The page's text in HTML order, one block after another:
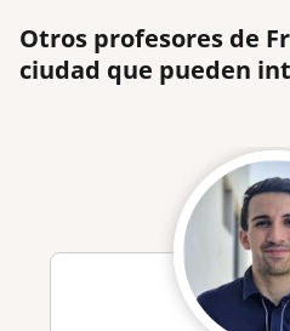
Otros profesores de
ciudad que pueden